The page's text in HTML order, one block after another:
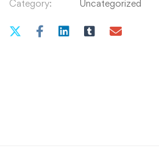
familia
Category: Uncategorized